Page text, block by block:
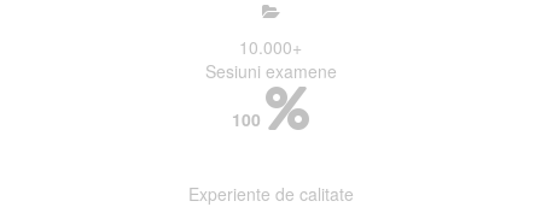
10.000+
Sesiuni examene
100
Experiente de calitate